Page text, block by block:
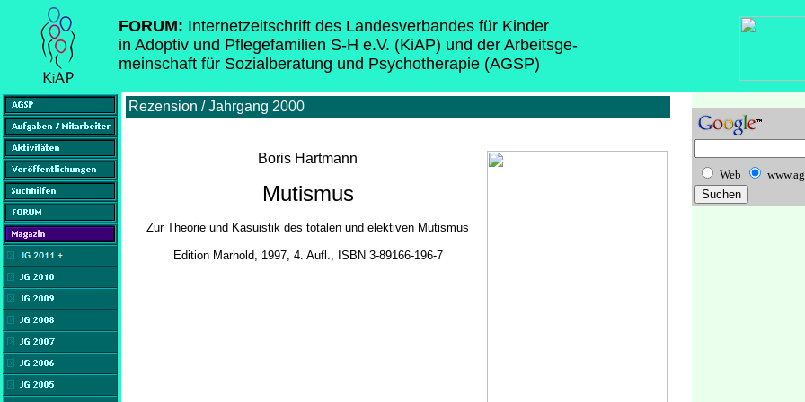
FORUM: Internetzeitschrift des Landesverbandes für Kinder
in Adoptiv und Pflegefamilien S-H e.V. (KiAP) und der Arbeitsge-
meinschaft für Sozialberatung und Psychotherapie (AGSP)
Rezension / Jahrgang 2000
Boris Hartmann
Mutismus
Zur Theorie und Kasuistik des totalen und elektiven Mutismus
Edition Marhold, 1997, 4. Aufl., ISBN 3-89166-196-7
Web